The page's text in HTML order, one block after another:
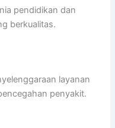
pendidikan dan
berkualitas.
layanan
penyakit.